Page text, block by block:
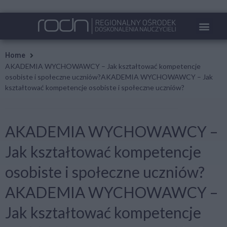
Home
AKADEMIA WYCHOWAWCY – Jak kształtować kompetencje
osobiste i społeczne uczniów?AKADEMIA WYCHOWAWCY – Jak
kształtować kompetencje osobiste i społeczne uczniów?
AKADEMIA WYCHOWAWCY –
Jak kształtować kompetencje
osobiste i społeczne uczniów?
AKADEMIA WYCHOWAWCY –
Jak kształtować kompetencje